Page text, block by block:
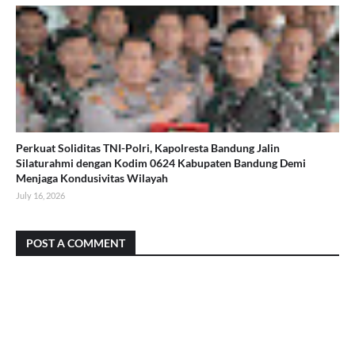
Perkuat Soliditas TNI-Polri, Kapolresta Bandung Jalin
Silaturahmi dengan Kodim 0624 Kabupaten Bandung Demi
Menjaga Kondusivitas Wilayah
July 16, 2026
POST A COMMENT